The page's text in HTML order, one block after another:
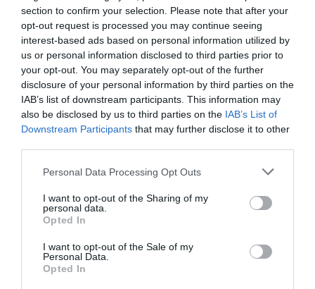
section to confirm your selection. Please note that after your
opt-out request is processed you may continue seeing
interest-based ads based on personal information utilized by
us or personal information disclosed to third parties prior to
your opt-out. You may separately opt-out of the further
disclosure of your personal information by third parties on the
IAB’s list of downstream participants. This information may
also be disclosed by us to third parties on the IAB’s List of
Downstream Participants that may further disclose it to other
Personal Data Processing Opt Outs
I want to opt-out of the Sharing of my
personal data.
Opted In
I want to opt-out of the Sale of my
Personal Data.
Opted In
Pierre a commenté :
24 janvier 2019 - 13 h 20
Transcontinental…..en A321…..bon courage pour minimum de
confort attendu par les passagers !
Faudra bientot les choisir en fonction de la longueur des
jambes …..!
RÉPONDRE
24 min
Cela dépend, sur certains monocouloirs vous avez
plus d’espace et siège plus large en classe éco que
sur un gros porteur !
RÉPONDRE